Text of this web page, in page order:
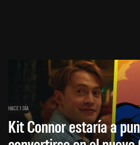
HACE 1 DÍA
Kit Connor estaría a